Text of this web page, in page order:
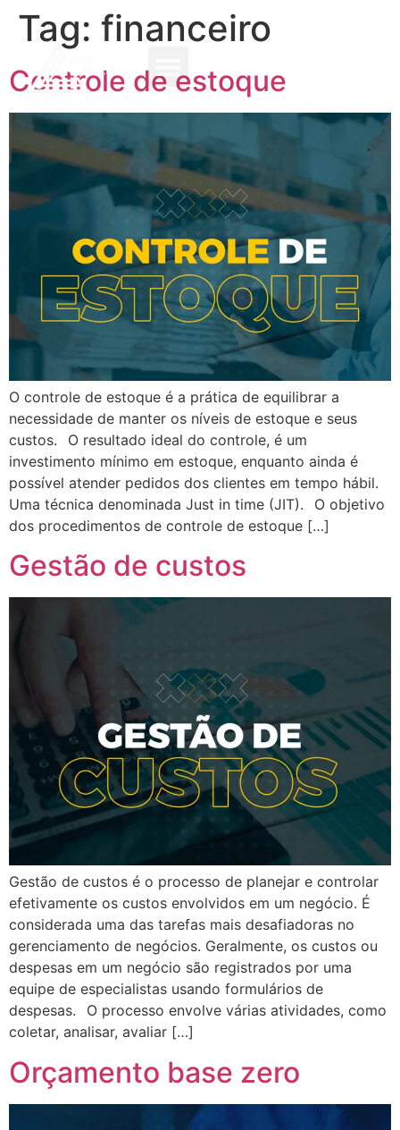
Tag: financeiro
Controle de estoque
O controle de estoque é a prática de equilibrar a
necessidade de manter os níveis de estoque e seus
custos.⠀O resultado ideal do controle, é um
investimento mínimo em estoque, enquanto ainda é
possível atender pedidos dos clientes em tempo hábil.
Uma técnica denominada Just in time (JIT).⠀O objetivo
dos procedimentos de controle de estoque […]
Gestão de custos
Gestão de custos é o processo de planejar e controlar
efetivamente os custos envolvidos em um negócio. É
considerada uma das tarefas mais desafiadoras no
gerenciamento de negócios. Geralmente, os custos ou
despesas em um negócio são registrados por uma
equipe de especialistas usando formulários de
despesas.⠀O processo envolve várias atividades, como
coletar, analisar, avaliar […]
Orçamento base zero